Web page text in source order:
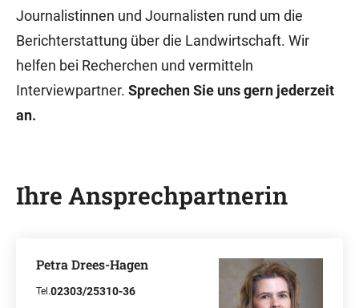
Journalistinnen und Journalisten rund um die
Berichterstattung über die Landwirtschaft. Wir
helfen bei Recherchen und vermitteln
Interviewpartner. Sprechen Sie uns gern jederzeit
an.
Ihre Ansprechpartnerin
Petra Drees-Hagen
Tel.02303/25310-36